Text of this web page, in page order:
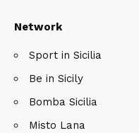
Network
Sport in Sicilia
Be in Sicily
Bomba Sicilia
Misto Lana